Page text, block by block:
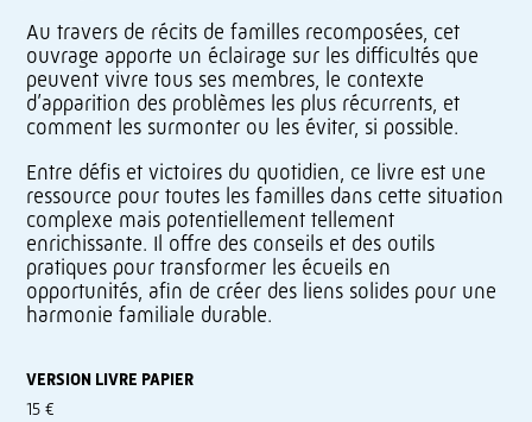
Au travers de récits de familles recomposées, cet
ouvrage apporte un éclairage sur les difficultés que
peuvent vivre tous ses membres, le contexte
d’apparition des problèmes les plus récurrents, et
comment les surmonter ou les éviter, si possible.
Entre défis et victoires du quotidien, ce livre est une
ressource pour toutes les familles dans cette situation
complexe mais potentiellement tellement
enrichissante. Il offre des conseils et des outils
pratiques pour transformer les écueils en
opportunités, afin de créer des liens solides pour une
harmonie familiale durable.
VERSION LIVRE PAPIER
15 €